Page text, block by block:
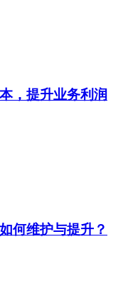
，提升业务利润
何维护与提升？